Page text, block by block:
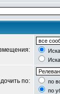
по:
по
по